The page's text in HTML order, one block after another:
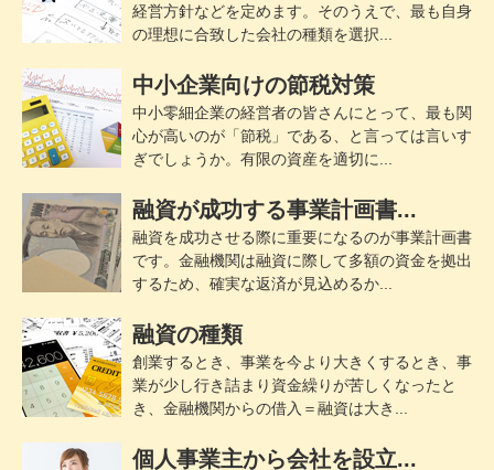
経営方針などを定めます。そのうえで、最も自身
の理想に合致した会社の種類を選択...
中小企業向けの節税対策
中小零細企業の経営者の皆さんにとって、最も関
心が高いのが「節税」である、と言っては言いす
ぎでしょうか。有限の資産を適切に...
融資が成功する事業計画書...
融資を成功させる際に重要になるのが事業計画書
です。金融機関は融資に際して多額の資金を拠出
するため、確実な返済が見込めるか...
融資の種類
創業するとき、事業を今より大きくするとき、事
業が少し行き詰まり資金繰りが苦しくなったと
き、金融機関からの借入＝融資は大き...
個人事業主から会社を設立...